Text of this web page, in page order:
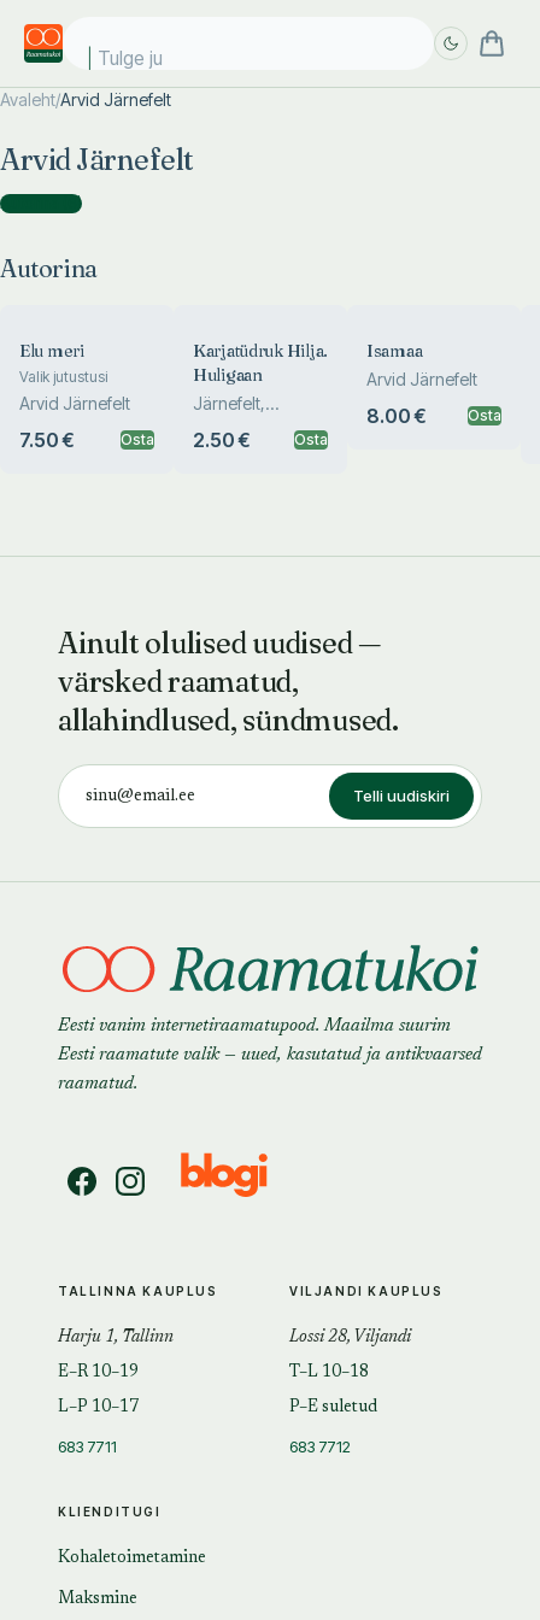
Tulge jub
Avaleht/Arvid Järnefelt
Arvid Järnefelt
Autorina )
Autorina
Elu meri
Valik jutustusi
Arvid Järnefelt
7.50 € Osta
Karjatüdruk Hilja.
Huligaan
Järnefelt,
2.50 € Osta
Isamaa
Arvid Järnefelt
8.00 € Osta
Ainult olulised uudised —
värsked raamatud,
allahindlused, sündmused.
Telli uudiskiri
Eesti vanim internetiraamatupood. Maailma suurim
Eesti raamatute valik — uued, kasutatud ja antikvaarsed
raamatud.
KLIENDITUGI
Kohaletoimetamine
Maksmine
TALLINNA KAUPLUS
Harju 1, Tallinn
E–R 10–19
L–P 10–17
683 7711
VILJANDI KAUPLUS
Lossi 28, Viljandi
T–L 10–18
P–E suletud
683 7712